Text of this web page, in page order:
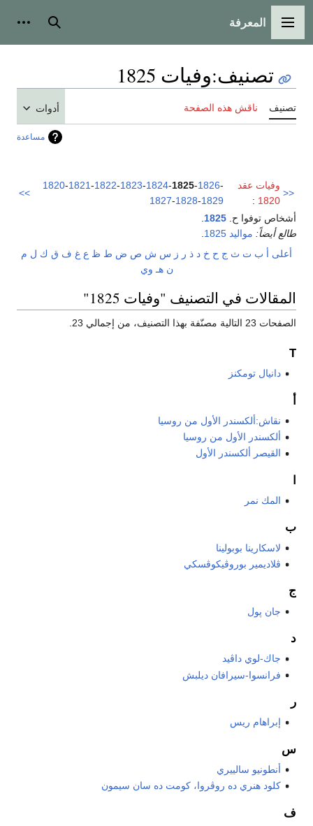
القائمة الرئيسية
المعرفة بحث
تصنيف:وفيات 1825
تصنيف ناقش هذه الصفحة أدوات
مساعدة
<<
وفيات عقد
1820
:
1820-1821-1822-1823-1824-1825-1826-
1827-1828-1829
>>
أشخاص توفوا ح. 1825
طالع أيضاً: مواليد 1825
أعلى أ ب ت ث ج ح خ د ذ ر ز س ش ص ض ط ظ ع غ ف ق ك ل م
ن هـ وي
المقالات في التصنيف "وفيات 1825"
الصفحات 23 التالية مصنّفة بهذا التصنيف، من إجمالي 23.
T
دانيال تومكنز
نقاش:ألكسندر الأول من روسيا
ألكسندر الأول من روسيا
القيصر ألكسندر الأول
المك نمر
ب
لاسكارينا بوبولينا
ڤلاديمير بوروڤيكوڤسكي
ج
جان پول
د
جاك-لوي داڤيد
فرانسوا-سيرافان ديلبش
ر
إبراهام ريس
س
أنطونيو سالييري
كلود هنري ده روڤروا، كومت ده سان سيمون
ف